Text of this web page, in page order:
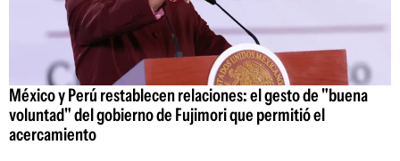
México y Perú restablecen relaciones: el gesto de "buena
voluntad" del gobierno de Fujimori que permitió el
acercamiento